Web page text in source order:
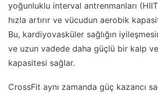
yoğunluklu interval antrenmanları
hızla artırır ve vücudun aerobik
Bu, kardiyovasküler sağlığın
ve uzun vadede daha güçlü bir kalp
kapasitesi sağlar.
CrossFit aynı zamanda güç kazancı